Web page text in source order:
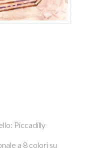
Piccadilly
a 8 colori su